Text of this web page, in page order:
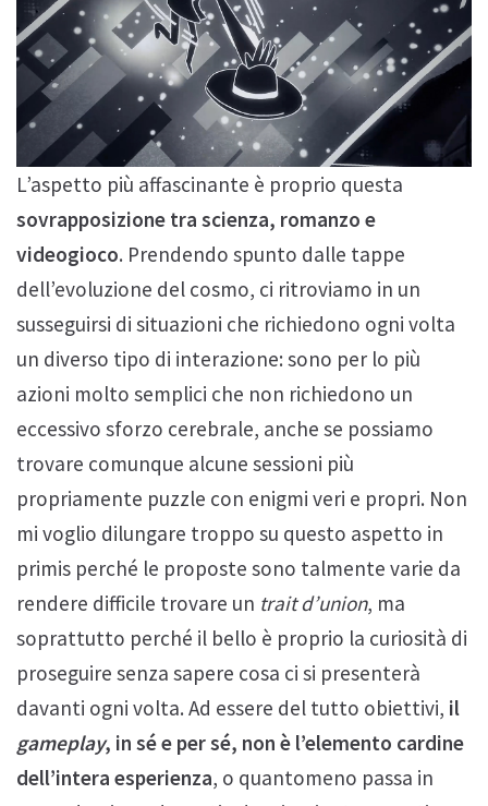
L’aspetto più affascinante è proprio questa
sovrapposizione tra scienza, romanzo e
videogioco. Prendendo spunto dalle tappe
dell’evoluzione del cosmo, ci ritroviamo in un
susseguirsi di situazioni che richiedono ogni volta
un diverso tipo di interazione: sono per lo più
azioni molto semplici che non richiedono un
eccessivo sforzo cerebrale, anche se possiamo
trovare comunque alcune sessioni più
propriamente puzzle con enigmi veri e propri. Non
mi voglio dilungare troppo su questo aspetto in
primis perché le proposte sono talmente varie da
rendere difficile trovare un trait d’union, ma
soprattutto perché il bello è proprio la curiosità di
proseguire senza sapere cosa ci si presenterà
davanti ogni volta. Ad essere del tutto obiettivi, il
gameplay, in sé e per sé, non è l’elemento cardine
dell’intera esperienza, o quantomeno passa in